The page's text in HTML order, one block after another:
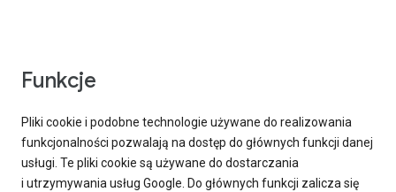
Funkcje
Pliki cookie i podobne technologie używane do realizowania
funkcjonalności pozwalają na dostęp do głównych funkcji danej
usługi. Te pliki cookie są używane do dostarczania
i utrzymywania usług Google. Do głównych funkcji zalicza się